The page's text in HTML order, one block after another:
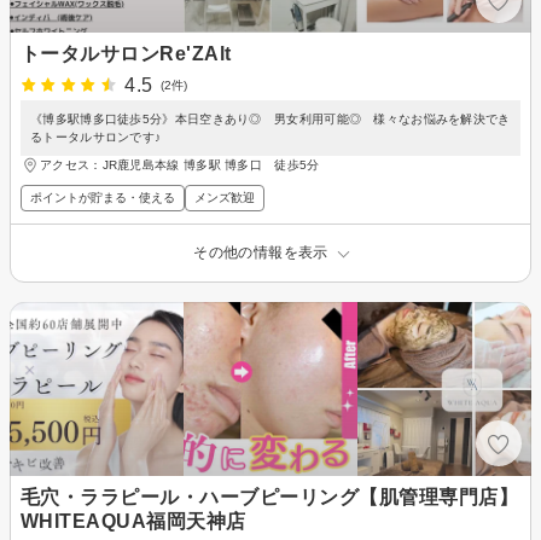
トータルサロンRe'ZAlt
4.5
(2件)
《博多駅博多口徒歩5分》本日空きあり◎ 男女利用可能◎ 様々なお悩みを解決でき
るトータルサロンです♪
アクセス：JR鹿児島本線 博多駅 博多口 徒歩5分
ポイントが貯まる・使える メンズ歓迎
その他の情報を表示
毛穴・ララピール・ハーブピーリング【肌管理専門店】
WHITEAQUA福岡天神店